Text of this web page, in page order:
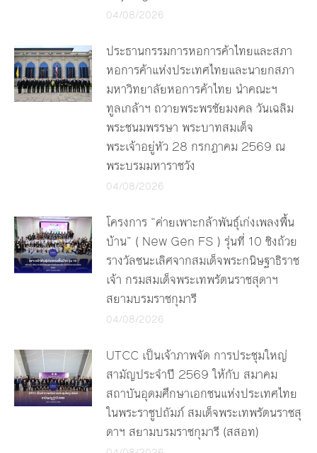
04/08/2026
ประธานกรรมการหอการค้าไทยและสภา
หอการค้าแห่งประเทศไทยและนายกสภา
มหาวิทยาลัยหอการค้าไทย นำคณะฯ
ทูลเกล้าฯ ถวายพระพรชัยมงคล วันเฉลิม
พระชนมพรรษา พระบาทสมเด็จ
พระเจ้าอยู่หัว 28 กรกฎาคม 2569 ณ
พระบรมมหาราชวัง
04/08/2026
โครงการ “ค่ายเพาะกล้าพันธุ์เก่งเพลงพื้น
บ้าน” ( New Gen FS ) รุ่นที่ 10 ชิงถ้วย
รางวัลชนะเลิศจากสมเด็จพระกนิษฐาธิราช
เจ้า กรมสมเด็จพระเทพรัตนราชสุดาฯ
สยามบรมราชกุมารี
04/08/2026
UTCC เป็นเจ้าภาพจัด การประชุมใหญ่
สามัญประจำปี 2569 ให้กับ สมาคม
สถาบันอุดมศึกษาเอกชนแห่งประเทศไทย
ในพระราชูปถัมภ์ สมเด็จพระเทพรัตนราชสุ
ดาฯ สยามบรมราชกุมารี (สสอท)